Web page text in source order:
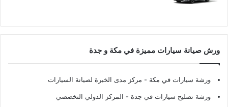
ورش صيانة سيارات مميزة في مكة و جدة
ورشة سيارات في مكة - مركز مدى الخبرة لصيانة السيارات
ورشة تصليح سيارات في جدة - المركز الدولي التخصصي